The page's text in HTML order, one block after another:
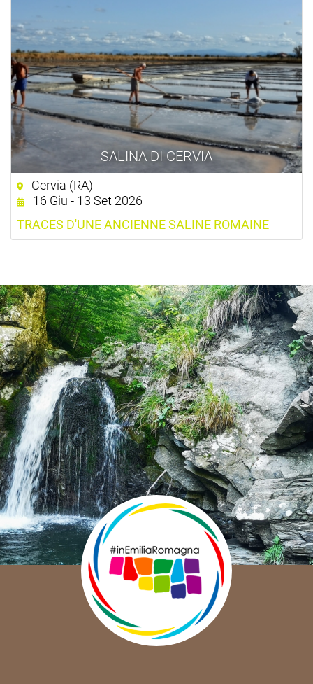
SALINA DI CERVIA
Cervia (RA)
16 Giu - 13 Set 2026
TRACES D'UNE ANCIENNE SALINE ROMAINE